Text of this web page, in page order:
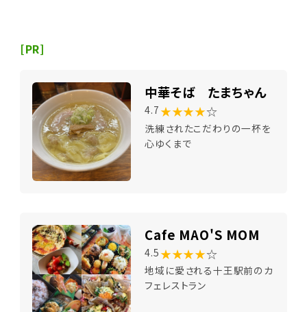
[PR]
中華そば たまちゃん
4.7 ★★★★☆
洗練されたこだわりの一杯を
心ゆくまで
Cafe MAO'S MOM
4.5 ★★★★☆
地域に愛される十王駅前のカ
フェレストラン